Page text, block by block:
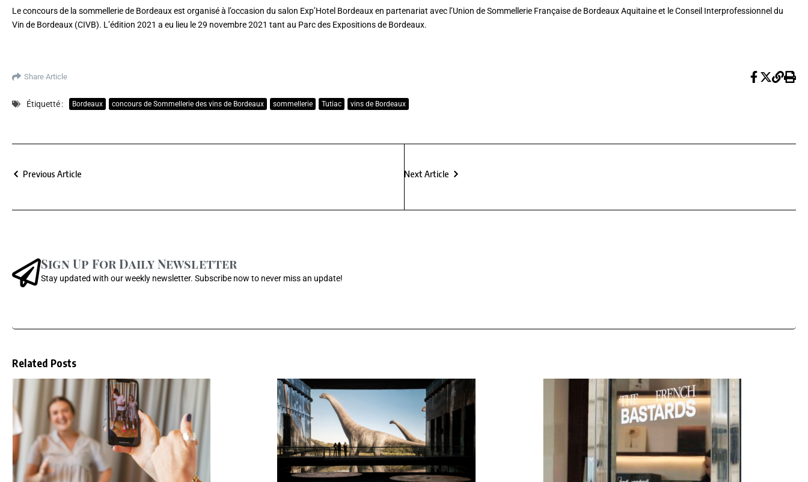
Le concours de la sommellerie de Bordeaux est organisé à l’occasion du salon Exp’Hotel Bordeaux en partenariat avec l’Union de Sommellerie Française de Bordeaux Aquitaine et le Conseil Interprofessionnel du
Vin de Bordeaux (CIVB). L’édition 2021 a eu lieu le 29 novembre 2021 tant au Parc des Expositions de Bordeaux.
Share Article
Étiquetté : Bordeaux concours de Sommellerie des vins de Bordeaux sommellerie Tutiac vins de Bordeaux
Previous Article Next Article
Sign Up For Daily Newsletter
Stay updated with our weekly newsletter. Subscribe now to never miss an update!
Related Posts